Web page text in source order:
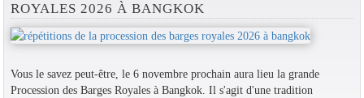
ROYALES 2026 À BANGKOK
Vous le savez peut-être, le 6 novembre prochain aura lieu la grande
Procession des Barges Royales à Bangkok. Il s'agit d'une tradition